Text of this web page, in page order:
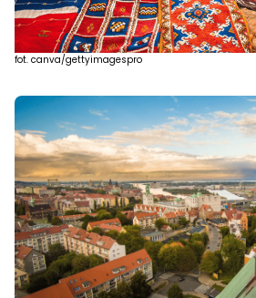
fot. canva/gettyimagespro